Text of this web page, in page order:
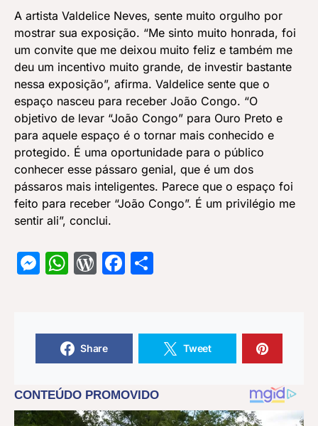
A artista Valdelice Neves, sente muito orgulho por
mostrar sua exposição. “Me sinto muito honrada, foi
um convite que me deixou muito feliz e também me
deu um incentivo muito grande, de investir bastante
nessa exposição”, afirma. Valdelice sente que o
espaço nasceu para receber João Congo. “O
objetivo de levar “João Congo” para Ouro Preto e
para aquele espaço é o tornar mais conhecido e
protegido. É uma oportunidade para o público
conhecer esse pássaro genial, que é um dos
pássaros mais inteligentes. Parece que o espaço foi
feito para receber “João Congo”. É um privilégio me
sentir ali”, conclui.
Messenger
WhatsApp
WordPress
Facebook
Share Tweet